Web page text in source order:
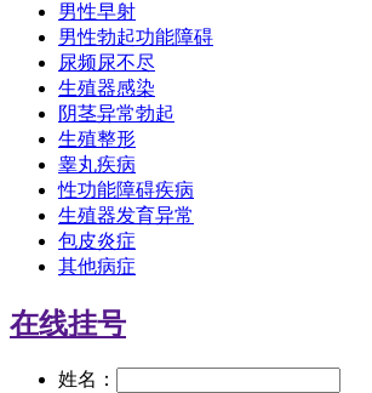
男性早射
男性勃起功能障碍
尿频尿不尽
生殖器感染
阴茎异常勃起
生殖整形
睾丸疾病
性功能障碍疾病
生殖器发育异常
包皮炎症
其他病症
在线挂号
姓名：